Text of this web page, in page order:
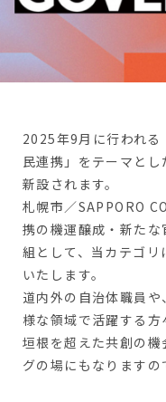
2025年9月に行われ
民連携」をテーマと
新設されます。
札幌市／SAPPORO
携の機運醸成・新た
組として、当カテゴ
いたします。
道内外の自治体職員
様な領域で活躍する
垣根を超えた共創の
グの場にもなりますの